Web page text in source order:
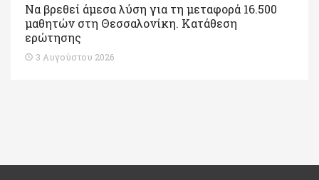
Να βρεθεί άμεσα λύση για τη μεταφορά 16.500
μαθητών στη Θεσσαλονίκη. Κατάθεση
ερώτησης
3 Αυγούστου 2026